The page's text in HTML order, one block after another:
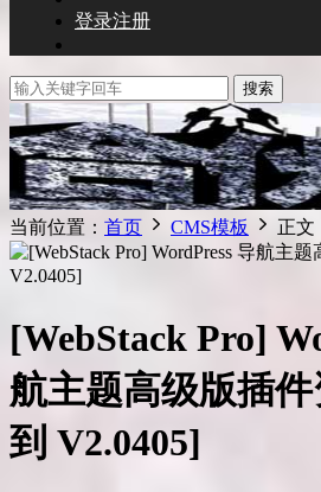
登录注册
搜索
当前位置： 首页 CMS模板 正文
[WebStack Pro]
航主题高级版插
到 V2.0405]